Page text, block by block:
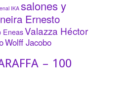
IKA salones y
Ernesto
EneasValazza Héctor
Wolff Jacobo
– 100